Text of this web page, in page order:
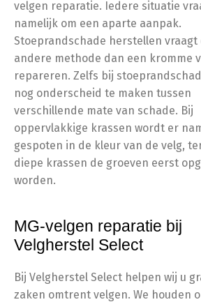
velgen reparatie. Iedere situatie
namelijk om een aparte aanpak.
Stoeprandschade herstellen vraagt
andere methode dan een kromme
repareren. Zelfs bij
nog onderscheid te maken tussen
verschillende mate van schade. Bij
oppervlakkige krassen wordt er
gespoten in de kleur van de velg,
diepe krassen de groeven eerst
worden.
MG-velgen reparatie bij
Velgherstel Select
Bij Velgherstel Select helpen wij u
zaken omtrent velgen. We houden